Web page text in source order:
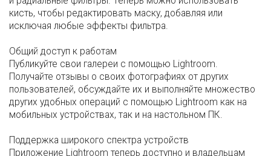
кисть, чтобы редактировать маску, добавляя или
исключая любые эффекты фильтра.
Общий доступ к работам
Публикуйте свои галереи с помощью Lightroom.
Получайте отзывы о своих фотографиях от других
пользователей, обсуждайте их и выполняйте множество
других удобных операций с помощью Lightroom как на
мобильных устройствах, так и на настольном ПК.
Поддержка широкого спектра устройств
Приложение Lightroom теперь доступно и владельцам